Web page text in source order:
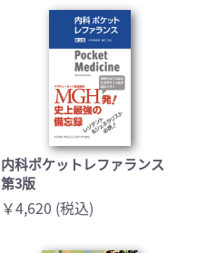
内科ポケットレファランス
第3版
￥4,620 (税込)